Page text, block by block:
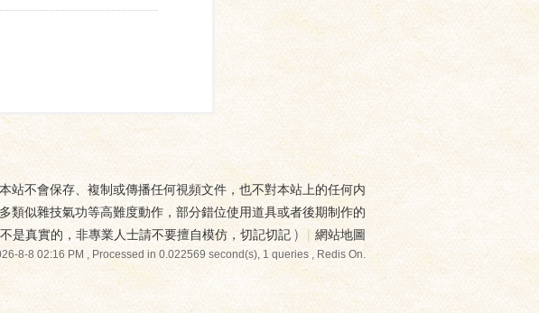
站不會保存、複制或傳播任何視頻文件，也不對本站上的任何内
似雜技氣功等高難度動作，部分錯位使用道具或者後期制作的
是真實的，非專業人士請不要擅自模仿，切記切記 ) | 網站地圖
8-8 02:16 PM, Processed in 0.022569 second(s), 1 queries , Redis On.